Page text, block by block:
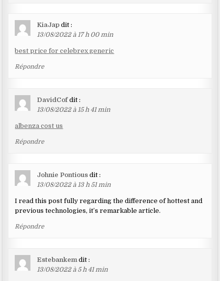
KiaJap dit :
13/08/2022 à 17 h 00 min
best price for celebrex generic
Répondre
DavidCof dit :
13/08/2022 à 15 h 41 min
albenza cost us
Répondre
Johnie Pontious dit :
13/08/2022 à 13 h 51 min
I read this post fully regarding the difference of hottest and
previous technologies, it’s remarkable article.
Répondre
Estebankem dit :
13/08/2022 à 5 h 41 min